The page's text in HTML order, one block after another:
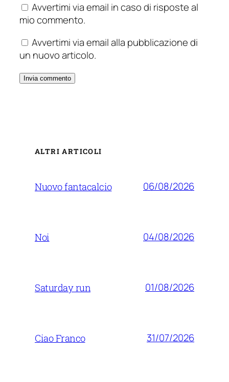
Avvertimi via email in caso di risposte al
mio commento.
Avvertimi via email alla pubblicazione di
un nuovo articolo.
ALTRI ARTICOLI
Nuovo fantacalcio 06/08/2026
Noi 04/08/2026
Saturday run 01/08/2026
Ciao Franco 31/07/2026